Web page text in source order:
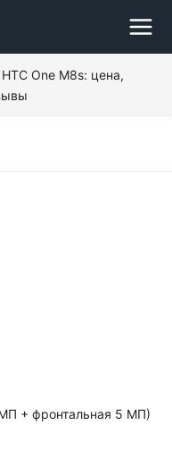
HTC One M8s: цена,
+ фронтальная 5 МП)